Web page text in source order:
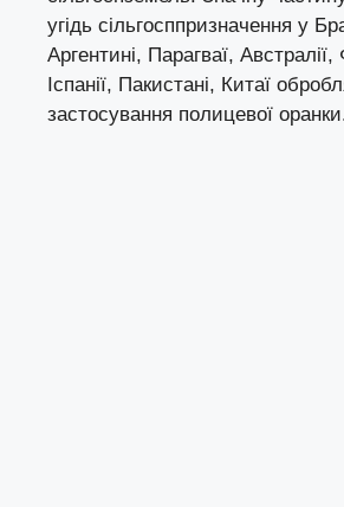
угідь сільгосппризначення у
Аргентині, Парагваї, Австралії,
Іспанії, Пакистані, Китаї
застосування полицевої